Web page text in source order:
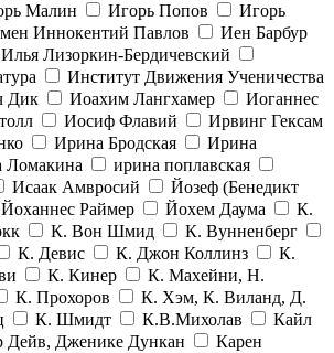
Малин Игорь Попов
Игорь
Иннокентий Павлов
Иен Барбур
Илья Лизоркин-Бердичевский
Институт Движения Ученичества
Дик
Иоахим Лангхамер
Иоганнес
Иосиф Флавий
Ирвинг Гексам
Ирина Бродская
Ирина
Ломакина
ирина поплавская
Исаак Амвросий
Йозеф (Бенедикт
Йоханнес Раймер Йохем Даума
К.
К. Вон Шмид
К. Вунненберг
К. Девис К. Джон Коллинз
К.
К. Кинер
К. Махейни, Н.
К. Прохоров
К. Хэм, К. Виланд, Д.
К. Шмидт К.В.Михолав
Кайл
Дейв, Дженике Дункан
Карен